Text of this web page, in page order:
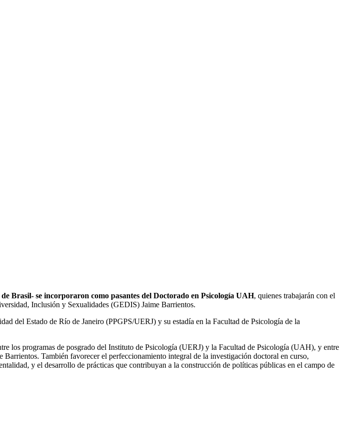
Brasil- se incorporaron como pasantes del Doctorado en Psicología UAH, quienes trabajarán con el
Inclusión y Sexualidades (GEDIS) Jaime Barrientos.
del Estado de Río de Janeiro (PPGPS/UERJ) y su estadía en la Facultad de Psicología de la
los programas de posgrado del Instituto de Psicología (UERJ) y la Facultad de Psicología (UAH), y entre
También favorecer el perfeccionamiento integral de la investigación doctoral en curso,
y el desarrollo de prácticas que contribuyan a la construcción de políticas públicas en el campo de